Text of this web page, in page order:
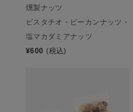
燻製ナッツ
ピスタチオ・ピーカンナッツ・
塩マカダミアナッツ
¥600 (税込)